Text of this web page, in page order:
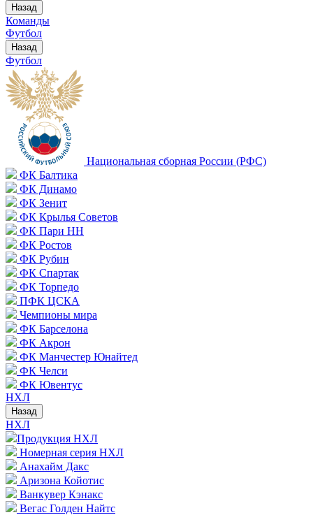
Назад
Команды
Футбол
Назад
Футбол
Национальная сборная России (РФС)
ФК Балтика
ФК Динамо
ФК Зенит
ФК Крылья Советов
ФК Пари НН
ФК Ростов
ФК Рубин
ФК Спартак
ФК Торпедо
ПФК ЦСКА
Чемпионы мира
ФК Барселона
ФК Акрон
ФК Манчестер Юнайтед
ФК Челси
ФК Ювентус
НХЛ
Назад
НХЛ
Продукция НХЛ
Номерная серия НХЛ
Анахайм Дакс
Аризона Койотис
Ванкувер Кэнакс
Вегас Голден Найтс